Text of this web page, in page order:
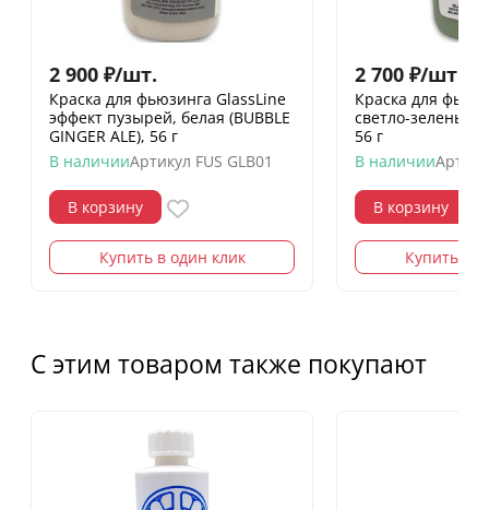
2 900 ₽/шт.
Краска для фьюзинга GlassLine
эффект пузырей, белая (BUBBLE
GINGER ALE), 56 г
В наличииАртикул FUS GLB01
В корзину
Купить в один клик
2 700 ₽/шт.
Краска для
светло-зеленый
56 г
В наличии
В корзину
Купить в
С этим товаром также покупают